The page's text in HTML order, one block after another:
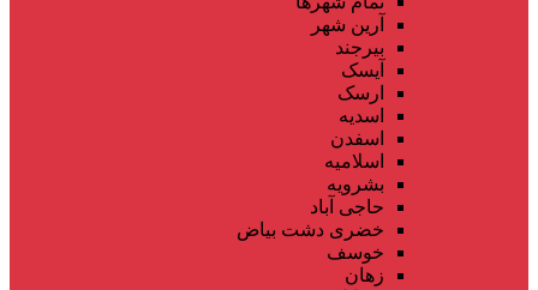
آرین شهر
بیرجند
آیسک
ارسک
اسدیه
اسفدن
اسلامیه
بشرویه
حاجی آباد
خضری دشت بیاض
خوسف
زهان